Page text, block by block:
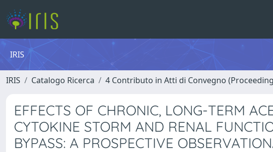
IRIS
IRIS Catalogo Ricerca 4 Contributo in Atti di Convegno
EFFECTS OF CHRONIC, LONG-TERM
CYTOKINE STORM AND RENAL
BYPASS: A PROSPECTIVE